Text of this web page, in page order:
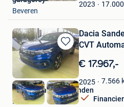
Favorieten
2023 17.000
Beveren
Bewaren
in
Mijn
Favorieten
Dacia
CVT
€ 17.967,-
2025 7.566
Garage Van den Branden
Niel